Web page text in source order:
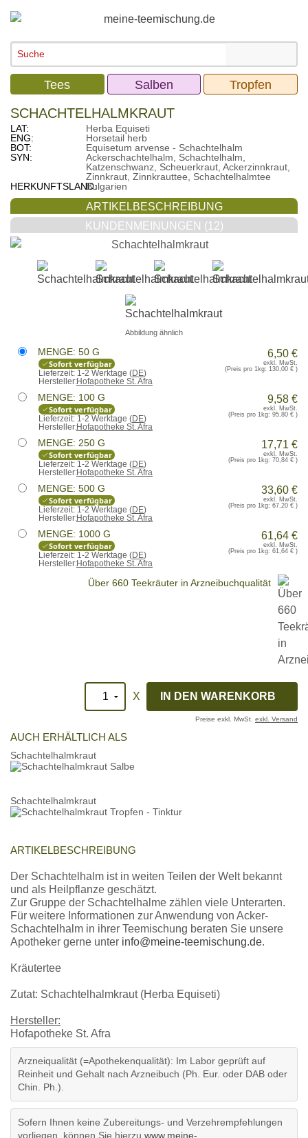
Tees Salben Tropfen
SCHACHTELHALMKRAUT
LAT:
Herba Equiseti
ENG:
Horsetail herb
BOT:
Equisetum arvense - Schachtelhalm
SYN:
Ackerschachtelhalm, Schachtelhalm,
Katzenschwanz, Scheuerkraut, Ackerzinnkraut,
Zinnkraut, Zinnkrauttee, Schachtelhalmtee
HERKUNFTSLAND:Bulgarien
ARTIKELBESCHREIBUNG
KUNDENMEINUNGEN (12)
Abbildung ähnlich
MENGE: 50 G
Sofort verfügbar
Lieferzeit: 1-2 Werktage (DE)
Hersteller:Hofapotheke St. Afra
6,50 €
exkl. MwSt.
(Preis pro 1kg: 130,00 €)
MENGE: 100 G
Sofort verfügbar
Lieferzeit: 1-2 Werktage (DE)
Hersteller:Hofapotheke St. Afra
9,58 €
exkl. MwSt.
(Preis pro 1kg: 95,80 €)
MENGE: 250 G
Sofort verfügbar
Lieferzeit: 1-2 Werktage (DE)
Hersteller:Hofapotheke St. Afra
17,71 €
exkl. MwSt.
(Preis pro 1kg: 70,84 €)
MENGE: 500 G
Sofort verfügbar
Lieferzeit: 1-2 Werktage (DE)
Hersteller:Hofapotheke St. Afra
33,60 €
exkl. MwSt.
(Preis pro 1kg: 67,20 €)
MENGE: 1000 G
Sofort verfügbar
Lieferzeit: 1-2 Werktage (DE)
Hersteller:Hofapotheke St. Afra
61,64 €
exkl. MwSt.
(Preis pro 1kg: 61,64 €)
Über 660 Teekräuter in Arzneibuchqualität
X
Preise exkl. MwSt. exkl. Versand
AUCH ERHÄLTLICH ALS
Schachtelhalmkraut
Schachtelhalmkraut
ARTIKELBESCHREIBUNG
Der Schachtelhalm ist in weiten Teilen der Welt bekannt
und als Heilpflanze geschätzt.
Zur Gruppe der Schachtelhalme zählen viele Unterarten.
Für weitere Informationen zur Anwendung von Acker-
Schachtelhalm in ihrer Teemischung beraten Sie unsere
Apotheker gerne unter info@meine-teemischung.de.
Kräutertee
Zutat: Schachtelhalmkraut (Herba Equiseti)
Hersteller:
Hofapotheke St. Afra
Arzneiqualität (=Apothekenqualität): Im Labor geprüft auf
Reinheit und Gehalt nach Arzneibuch (Ph. Eur. oder DAB oder
Chin. Ph.).
Sofern Ihnen keine Zubereitungs- und Verzehrempfehlungen
vorliegen, können Sie hierzu www.meine-